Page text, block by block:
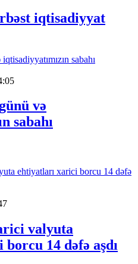
iqtisadiyyat
və
sabahı
valyuta
14 dəfə aşdı